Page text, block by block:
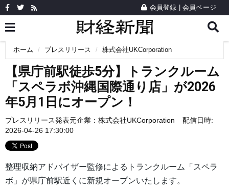
会員登録 会員ページ
ホーム プレスリリース 株式会社UKCorporation
【県庁前駅徒歩5分】トランクルーム
「スペラボ沖縄国際通り店」が2026
年5月1日にオープン！
プレスリリース発表元企業： 株式会社UKCorporation
配信日時:
2026-04-26 17:30:00
整理収納アドバイザー監修によるトランクルーム「スペラ
ボ」が県庁前駅近くに新規オープンいたします。